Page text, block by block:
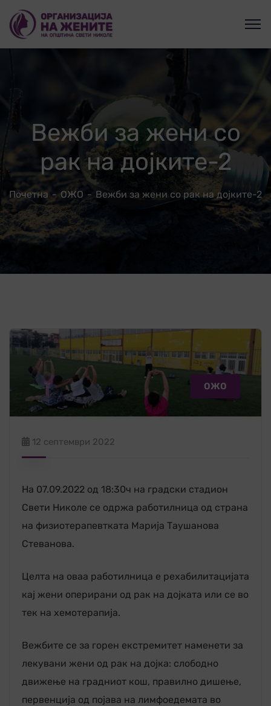
Вежби за жени со
рак на дојките-2
Почетна ОЖО Вежби за жени со рак на дојките-2
ОЖО
12 септември 2022
На 07.09.2022 од 18:30ч на градски стадион
Свети Николе се одржа работилница од страна
на физиотерапевтката Марија Таушанова
Стеванова.
Целта на оваа работилница е рехабилитацијата
кај жени оперирани од рак на дојката или се во
тек на хемотерапија.
Вежбите се за горен екстремитет наменети за
лекувани жени од рак на дојка: слободно
движење на градниот кош, правилно дишење,
первенција од појава на лимфоедемата во